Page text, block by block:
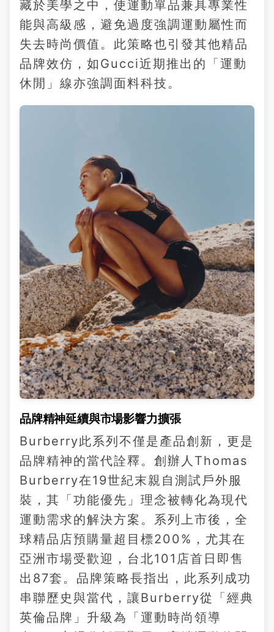
藏於美學之中，使運動單品兼具專業性
能與高級感，避免過度強調運動屬性而
失去時尚價值。此策略也引發其他精品
品牌效仿，如Gucci近期推出的「運動
休閒」線亦強調面料科技。
品牌精神延續與市場影響力擴張
Burberry此系列不僅是產品創新，更是
品牌精神的當代詮釋。創辦人Thomas
Burberry在19世紀末親自測試戶外服
裝，其「功能優先」理念被轉化為現代
運動需求的解決方案。系列上市後，全
球精品店預購量超目標200%，尤其在
亞洲市場受歡迎，台北101店首日即售
出87套。品牌策略長指出，此系列成功
串聯歷史與當代，讓Burberry從「經典
英倫品牌」升級為「運動時尚領導